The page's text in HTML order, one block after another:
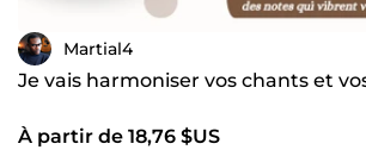
Martial4
Je vais harmoniser vos chants et
À partir de 18,76 $US